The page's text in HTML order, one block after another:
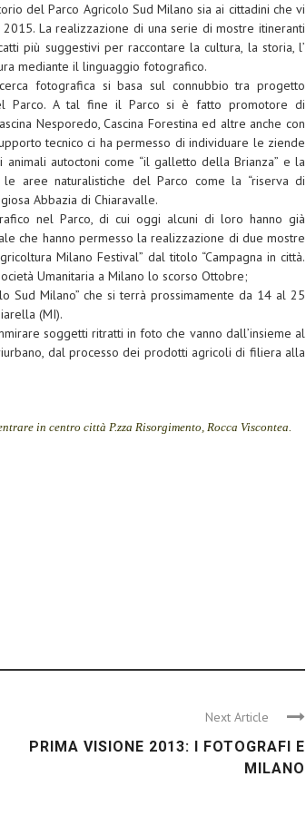
del Parco Agricolo Sud Milano sia ai cittadini che vi
La realizzazione di una serie di mostre itineranti
più suggestivi per raccontare la cultura, la storia, l’
mediante il linguaggio fotografico.
fotografica si basa sul connubbio tra progetto
Parco. A tal fine il Parco si è fatto promotore di
Nesporedo, Cascina Forestina ed altre anche con
tecnico ci ha permesso di individuare le ziende
autoctoni come “il galletto della Brianza” e la
le aree naturalistiche del Parco come la “riserva di
Abbazia di Chiaravalle.
nel Parco, di cui oggi alcuni di loro hanno già
che hanno permesso la realizzazione di due mostre
Milano Festival” dal titolo “Campagna in città.
Umanitaria a Milano lo scorso Ottobre;
Sud Milano” che si terrà prossimamente da 14 al 25
(MI).
soggetti ritratti in foto che vanno dall’insieme al
dal processo dei prodotti agricoli di filiera alla
in centro città P.zza Risorgimento, Rocca Viscontea.
Next Article
PRIMA VISIONE 2013: I FOTOGRAFI E
MILANO